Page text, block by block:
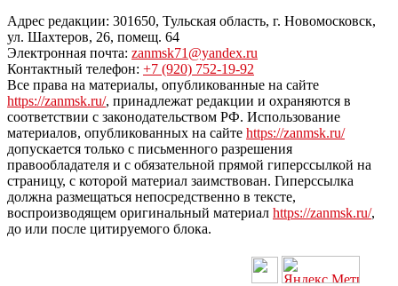
Адрес редакции: 301650, Тульская область, г. Новомосковск,
ул. Шахтеров, 26, помещ. 64
Электронная почта: zanmsk71@yandex.ru
Контактный телефон: +7 (920) 752-19-92
Все права на материалы, опубликованные на сайте
https://zanmsk.ru/, принадлежат редакции и охраняются в
соответствии с законодательством РФ. Использование
материалов, опубликованных на сайте https://zanmsk.ru/
допускается только с письменного разрешения
правообладателя и с обязательной прямой гиперссылкой на
страницу, с которой материал заимствован. Гиперссылка
должна размещаться непосредственно в тексте,
воспроизводящем оригинальный материал https://zanmsk.ru/,
до или после цитируемого блока.